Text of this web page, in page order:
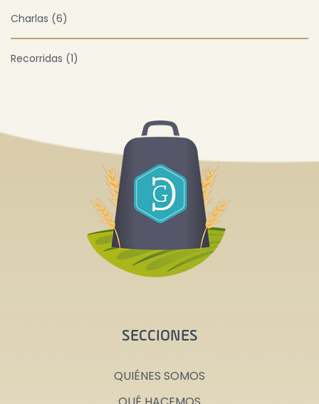
Charlas (6)
Recorridas (1)
SECCIONES
QUIÉNES SOMOS